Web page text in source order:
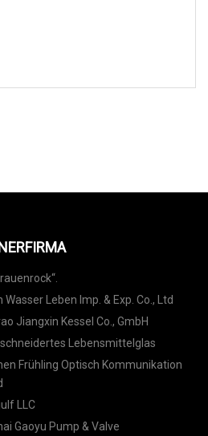
Wasser Leben Imp. & Exp. Co., Ltd
Jiangxin Kessel Co., GmbH
Lebensmittelglas
Frühling Optisch Kommunikation
LLC
Gaoyu Pump & Valve